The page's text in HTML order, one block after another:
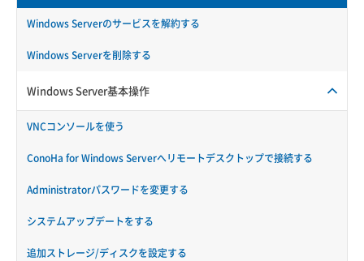
Windows Serverのサービスを解約する
Windows Serverを削除する
Windows Server基本操作
VNCコンソールを使う
ConoHa for Windows Serverへリモートデスクトップで接続する
Administratorパスワードを変更する
システムアップデートをする
追加ストレージ/ディスクを設定する